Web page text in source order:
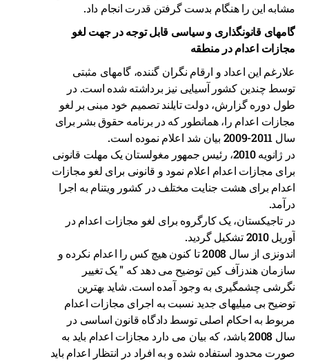
مشابه این را هنگام بدست گرفتن قدرت انجام داد.
گامهای قانونگذاری و سیاسی قابل توجه در جهت لغو
مجازات اعدام در منطقه
علارغم این اعداد و ارقام نگران گننده، گامهای مثبتی
توسط چندین کشور آسیایی نیز برداشته شده است. در
طول دوره گزارش، دولت تایلند تصمیم خود مبنی بر لغو
مجازات اعدام را، همانطور که در برنامه حقوق بشر برای
سال 2011-2009 بیان شد اعلام نموده است.
در ژانویه 2010، رئیس جمهور مغولستان یک مهلت قانونی
برای مجازات اعدام اعلام نمود و قانونی برای لغو مجازات
اعدام برای هشت جنایت مختلف در کشور ویتنام به اجرا
درآمد.
در تاجیکستان، یک کارگروه برای لغو مجازات اعدام در
آوریل 2010 تشکیل گردید.
اندونزی از سال 2008 تا کنون هیچ کس را اعدام نکرده و
سازمان هندزآف کین توضیح می دهد که " یک تغییر
نگرشی چشمگیری به وجود آمده است. شاید بهترین
توضیح بی میلیهای جدید نسبت به اجرای مجازات اعدام
مربوط به احکام اصلی توسط دادگاه قانون اساسی در
سال 2008 باشد، که بیان می دارد مجازات اعدام باید به
صورت محدود استفاده شده و به افراد در انتظار اعدام باید